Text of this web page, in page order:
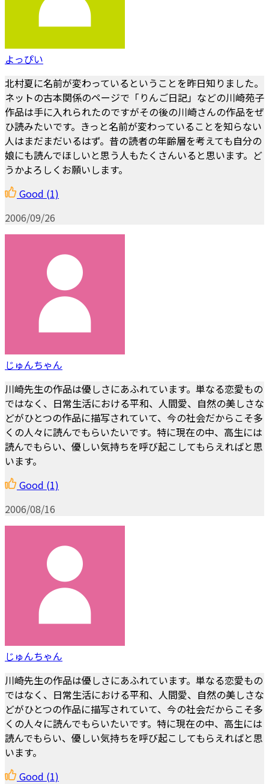
よっぴい
北村夏に名前が変わっているということを昨日知りました。
ネットの古本関係のページで「りんご日記」などの川崎苑子
作品は手に入れられたのですがその後の川崎さんの作品をぜ
ひ読みたいです。きっと名前が変わっていることを知らない
人はまだまだいるはず。昔の読者の年齢層を考えても自分の
娘にも読んでほしいと思う人もたくさんいると思います。ど
うかよろしくお願いします。
Good (1)
2006/09/26
じゅんちゃん
川崎先生の作品は優しさにあふれています。単なる恋愛もの
ではなく、日常生活における平和、人間愛、自然の美しさな
どがひとつの作品に描写されていて、今の社会だからこそ多
くの人々に読んでもらいたいです。特に現在の中、高生には
読んでもらい、優しい気持ちを呼び起こしてもらえればと思
います。
Good (1)
2006/08/16
じゅんちゃん
川崎先生の作品は優しさにあふれています。単なる恋愛もの
ではなく、日常生活における平和、人間愛、自然の美しさな
どがひとつの作品に描写されていて、今の社会だからこそ多
くの人々に読んでもらいたいです。特に現在の中、高生には
読んでもらい、優しい気持ちを呼び起こしてもらえればと思
います。
Good (1)